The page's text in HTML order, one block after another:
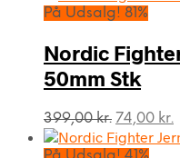
pris
799,00 kr..
På Udsalg! 81%
Nordic
50mm Stk
399,00kr. Den
pris
74,00 kr.